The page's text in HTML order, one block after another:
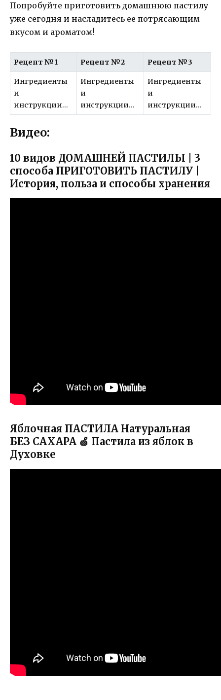
Попробуйте приготовить домашнюю пастилу
уже сегодня и насладитесь ее потрясающим
вкусом и ароматом!
Рецепт №1 Рецепт №2 Рецепт №3
Ингредиенты
и
инструкции…
Ингредиенты
и
инструкции…
Ингредиенты
и
инструкции…
Видео:
10 видов ДОМАШНЕЙ ПАСТИЛЫ | 3
способа ПРИГОТОВИТЬ ПАСТИЛУ |
История, польза и способы хранения
Яблочная ПАСТИЛА Натуральная
БЕЗ САХАРА 🍏 Пастила из яблок в
Духовке